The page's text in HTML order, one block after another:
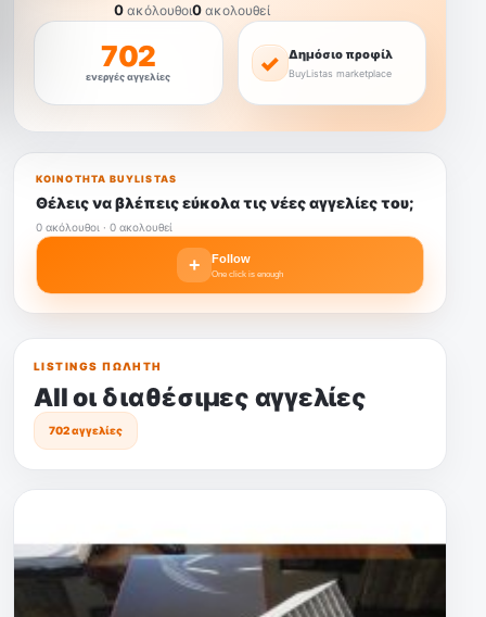
0 ακόλουθοι0 ακολουθεί
702
ενεργές αγγελίες ✓ Δημόσιο προφίλ
BuyListas marketplace
ΚΟΙΝΌΤΗΤΑ BUYLISTAS
Θέλεις να βλέπεις εύκολα τις νέες αγγελίες του;
0 ακόλουθοι · 0 ακολουθεί
+ Follow
One click is enough
LISTINGS ΠΩΛΗΤΉ
All οι διαθέσιμες αγγελίες
702 αγγελίες